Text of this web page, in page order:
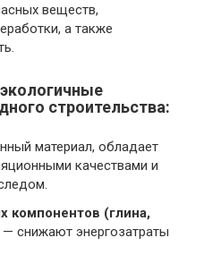
веществ,
а также
строительства:
материал, обладает
качествами и
компонентов (глина,
— снижают энергозатраты